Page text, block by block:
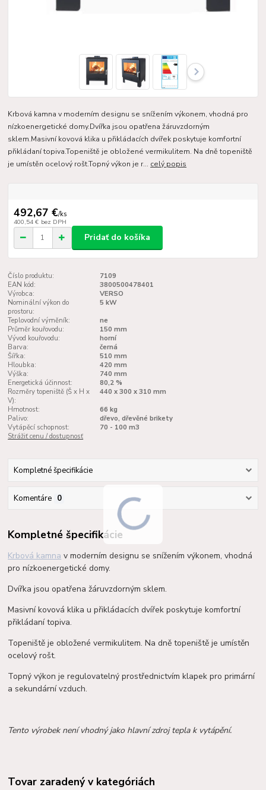
Krbová kamna v moderním designu se snížením výkonem, vhodná pro
nízkoenergetické domy.Dvířka jsou opatřena žáruvzdorným
sklem.Masivní kovová klika u přikládacích dvířek poskytuje komfortní
přikládaní topiva.Topeniště je obložené vermikulitem. Na dně topeniště
je umístěn ocelový rošt.Topný výkon je r... celý popis
492,67 €/ks
400,54 € bez DPH
Pridať do košíka
Číslo produktu:
7109
EAN kód:
3800500478401
Výrobca:
VERSO
Nominální výkon do
prostoru:
5 kW
Teplovodní výměník:
ne
Průměr kouřovodu:
150 mm
Vývod kouřovodu:
horní
Barva:
černá
Šířka:
510 mm
Hloubka:
420 mm
Výška:
740 mm
Energetická účinnost:
80,2 %
Rozměry topeniště (Š x H x
V):
440 x 300 x 310 mm
Hmotnost:
66 kg
Palivo:
dřevo, dřevěné brikety
Vytápěcí schopnost:
70 - 100 m3
Strážiť cenu / dostupnosť
Kompletné špecifikácie
Komentáre 0
Kompletné špecifikácie
Krbová kamna v moderním designu se snížením výkonem, vhodná
pro nízkoenergetické domy.
Dvířka jsou opatřena žáruvzdorným sklem.
Masivní kovová klika u přikládacích dvířek poskytuje komfortní
přikládaní topiva.
Topeniště je obložené vermikulitem. Na dně topeniště je umístěn
ocelový rošt.
Topný výkon je regulovatelný prostřednictvím klapek pro primární
a sekundární vzduch.
Tento výrobek není vhodný jako hlavní zdroj tepla k vytápění.
Tovar zaradený v kategóriách